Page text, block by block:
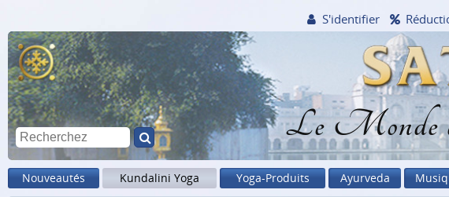
Le Monde
S'identifier
Nouveautés Kundalini Yoga Yoga-Produits Ayurveda